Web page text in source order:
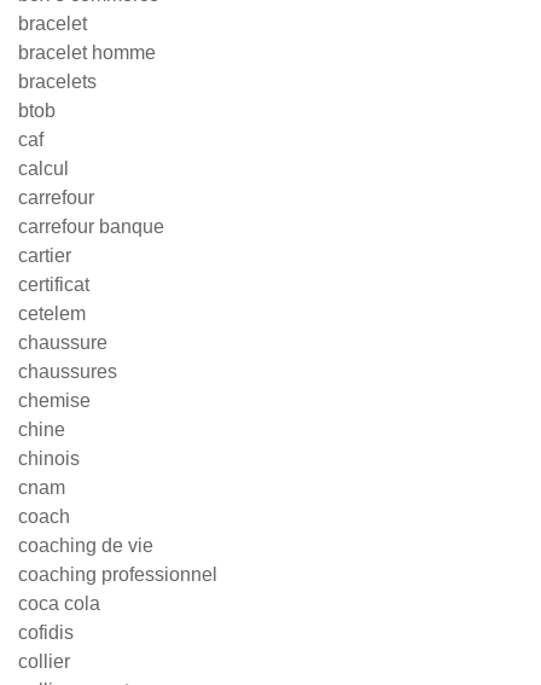
bracelet
bracelet homme
bracelets
btob
caf
calcul
carrefour
carrefour banque
cartier
certificat
cetelem
chaussure
chaussures
chemise
chine
chinois
cnam
coach
coaching de vie
coaching professionnel
coca cola
cofidis
collier